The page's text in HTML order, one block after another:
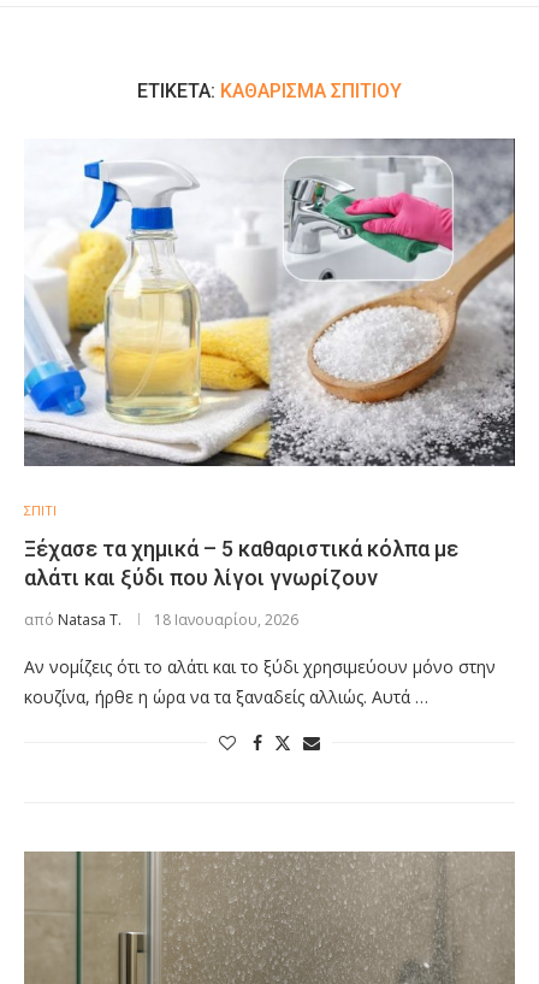
ΕΤΙΚΈΤΑ: ΚΑΘΆΡΙΣΜΑ ΣΠΙΤΙΟΎ
ΣΠΙΤΙ
Ξέχασε τα χημικά – 5 καθαριστικά κόλπα με
αλάτι και ξύδι που λίγοι γνωρίζουν
από Natasa T. 18 Ιανουαρίου, 2026
Αν νομίζεις ότι το αλάτι και το ξύδι χρησιμεύουν μόνο στην
κουζίνα, ήρθε η ώρα να τα ξαναδείς αλλιώς. Αυτά …